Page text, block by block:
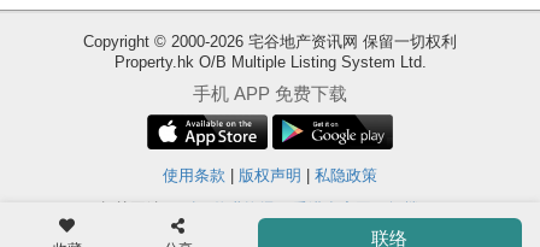
ENG
联络
Copyright © 2000-2026 宅谷地产资讯网 保留一切权利
Property.hk O/B Multiple Listing System Ltd.
手机 APP 免费下载
使用条款 | 版权声明 | 私隐政策
相关网站 :
科一物业资讯 香港豪宅网 搵楼18